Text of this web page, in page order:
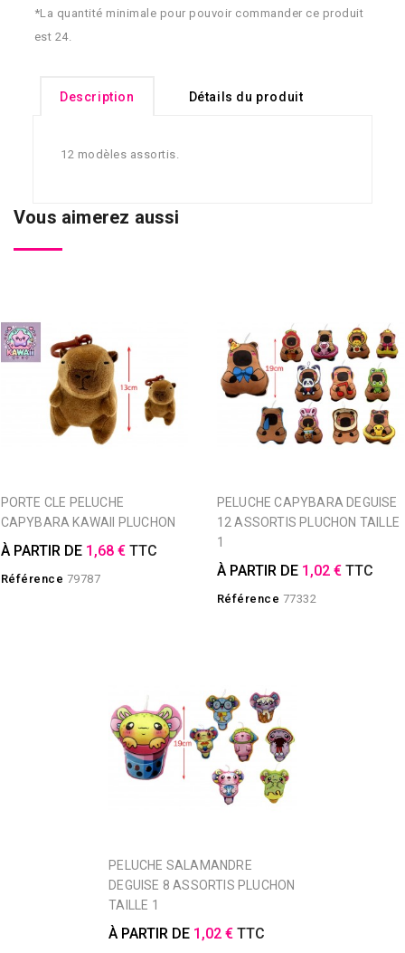
*La quantité minimale pour pouvoir commander ce produit
est 24.
Description Détails du produit
12 modèles assortis.
Vous aimerez aussi
PORTE CLE PELUCHE
CAPYBARA KAWAII PLUCHON
À PARTIR DE 1,68 € TTC
Référence 79787
PELUCHE CAPYBARA DEGUISE
12 ASSORTIS PLUCHON TAILLE
1
À PARTIR DE 1,02 € TTC
Référence 77332
PELUCHE SALAMANDRE
DEGUISE 8 ASSORTIS PLUCHON
TAILLE 1
À PARTIR DE 1,02 € TTC